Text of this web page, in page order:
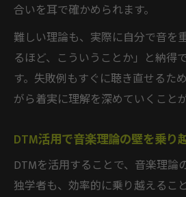
合いを耳で確かめられます。
難しい理論も、実際に自分で音を
るほど、こういうことか」と納得
す。失敗例もすぐに聴き直せるた
がら着実に理解を深めていくこと
DTM活用で音楽理論の壁を乗り
DTMを活用することで、音楽理論
独学者も、効率的に乗り越えるこ